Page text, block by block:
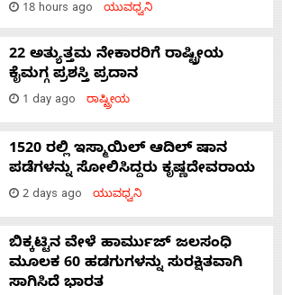
18 hours ago ಯುವಧ್ವನಿ
22 ಅತ್ಯುತ್ತಮ ನೇಕಾರರಿಗೆ ರಾಷ್ಟ್ರೀಯ
ಕೈಮಗ್ಗ ಪ್ರಶಸ್ತಿ ಪ್ರದಾನ
1 day ago ರಾಷ್ಟ್ರೀಯ
1520 ರಲ್ಲಿ ಇಸ್ಮಾಯಿಲ್ ಆದಿಲ್ ಷಾನ
ಪಡೆಗಳನ್ನು ಸೋಲಿಸಿದ್ದರು ಕೃಷ್ಣದೇವರಾಯ
2 days ago ಯುವಧ್ವನಿ
ಬಿಕ್ಕಟ್ಟಿನ ವೇಳೆ ಹಾರ್ಮುಜ್ ಜಲಸಂಧಿ
ಮೂಲಕ 60 ಹಡಗುಗಳನ್ನು ಸುರಕ್ಷಿತವಾಗಿ
ಸಾಗಿಸಿದೆ ಭಾರತ